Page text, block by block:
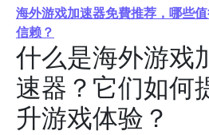
海外游戏加速器免費推荐，哪些
信赖？
什么是海外游戏
速器？它们如何
升游戏体验？